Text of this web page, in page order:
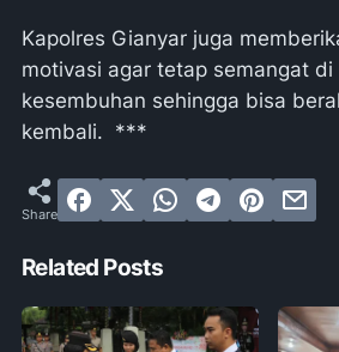
Kapolres Gianyar juga
motivasi agar tetap semangat di
kesembuhan sehingga bisa
kembali. ***
Related Posts